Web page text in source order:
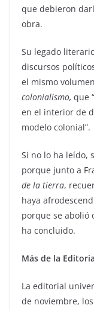
que debieron
obra.
Su legado
discursos
el mismo
colonialismo, que
en el interior de
modelo colonial”.
Si no lo ha leído,
porque junto a
de la tierra,
haya
porque se abolió
ha concluido.
Más de la
La editorial
de noviembre,